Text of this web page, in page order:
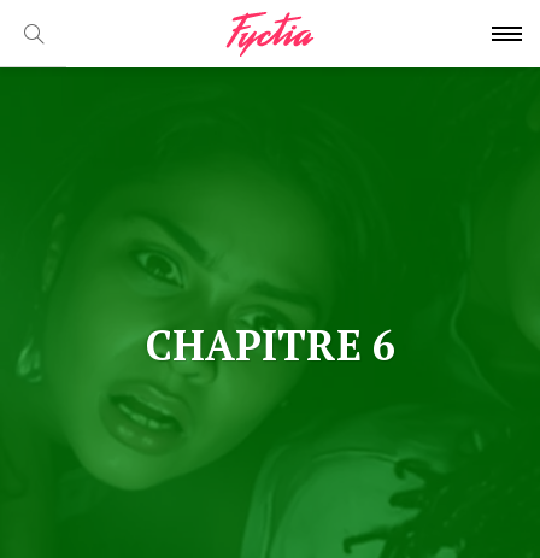
CHAPITRE 6